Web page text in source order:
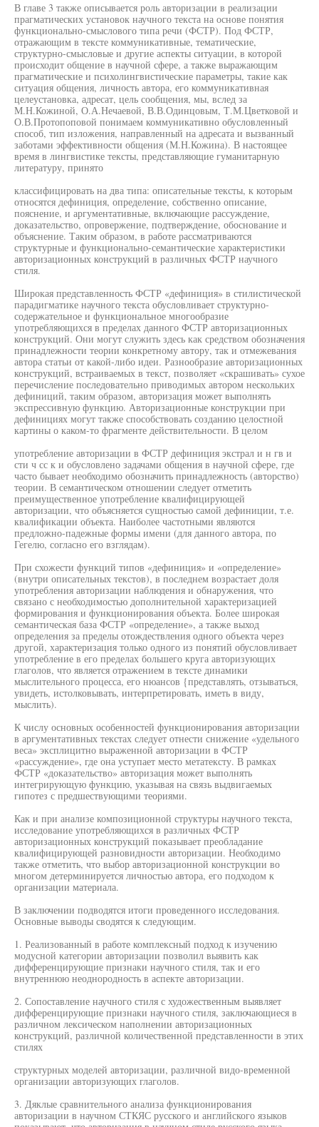
В главе 3 также описывается роль авторизации в реализации
прагматических установок научного текста на основе понятия
функционально-смыслового типа речи (ФСТР). Под ФСТР,
отражающим в тексте коммуникативные, тематические,
структурно-смысловые и другие аспекты ситуации, в которой
происходит общение в научной сфере, а также выражающим
прагматические и психолингвистические параметры, такие как
ситуация общения, личность автора, его коммуникативная
целеустановка, адресат, цель сообщения, мы, вслед за
М.Н.Кожиной, О.А.Нечаевой, В.В.Одинцовым, Т.М.Цветковой и
О.В.Протопоповой понимаем коммуникативно обусловленный
способ, тип изложения, направленный на адресата и вызванный
заботами эффективности общения (М.Н.Кожина). В настоящее
время в лингвистике тексты, представляющие гуманитарную
литературу, принято
классифицировать на два типа: описательные тексты, к которым
относятся дефиниция, определение, собственно описание,
пояснение, и аргументативные, включающие рассуждение,
доказательство, опровержение, подтверждение, обоснование и
объяснение. Таким образом, в работе рассматриваются
структурные и функционально-семантические характеристики
авторизационных конструкций в различных ФСТР научного
стиля.
Широкая представленность ФСТР «дефиниция» в стилистической
парадигматике научного текста обусловливает структурно-
содержательное и функциональное многообразие
употребляющихся в пределах данного ФСТР авторизационных
конструкций. Они могут служить здесь как средством обозначения
принадлежности теории конкретному автору, так и отмежевания
автора статьи от какой-либо идеи. Разнообразие авторизационных
конструкций, встраиваемых в текст, позволяет «скрашивать» сухое
перечисление последовательно приводимых автором нескольких
дефиниций, таким образом, авторизация может выполнять
экспрессивную функцию. Авторизационные конструкции при
дефинициях могут также способствовать созданию целостной
картины о каком-то фрагменте действительности. В целом
употребление авторизации в ФСТР дефиниция экстрал и н гв и
сти ч сс к и обусловлено задачами общения в научной сфере, где
часто бывает необходимо обозначить принадлежность (авторство)
теории. В семантическом отношении следует отметить
преимущественное употребление квалифицирующей
авторизации, что объясняется сущностью самой дефиниции, т.е.
квалификации объекта. Наиболее частотными являются
предложно-падежные формы имени (для данного автора, по
Гегелю, согласно его взглядам).
При схожести функций типов «дефиниция» и «определение»
(внутри описательных текстов), в последнем возрастает доля
употребления авторизации наблюдения и обнаружения, что
связано с необходимостью дополнительной характеризацией
формирования и функционирования объекта. Более широкая
семантическая база ФСТР «определение», а также выход
определения за пределы отождествления одного объекта через
другой, характеризация только одного из понятий обусловливает
употребление в его пределах большего круга авторизующих
глаголов, что является отражением в тексте динамики
мыслительного процесса, его нюансов {представлять, отзываться,
увидеть, истолковывать, интерпретировать, иметь в виду,
мыслить).
К числу основных особенностей функционирования авторизации
в аргументативных текстах следует отнести снижение «удельного
веса» эксплицитно выраженной авторизации в ФСТР
«рассуждение», где она уступает место метатексту. В рамках
ФСТР «доказательство» авторизация может выполнять
интегрирующую функцию, указывая на связь выдвигаемых
гипотез с предшествующими теориями.
Как и при анализе композиционной структуры научного текста,
исследование употребляющихся в различных ФСТР
авторизационных конструкций показывает преобладание
квалифицирующей разновидности авторизации. Необходимо
также отметить, что выбор авторизационной конструкции во
многом детерминируется личностью автора, его подходом к
организации материала.
В заключении подводятся итоги проведенного исследования.
Основные выводы сводятся к следующим.
1. Реализованный в работе комплексный подход к изучению
модусной категории авторизации позволил выявить как
дифференцирующие признаки научного стиля, так и его
внутреннюю неоднородность в аспекте авторизации.
2. Сопоставление научного стиля с художественным выявляет
дифференцирующие признаки научного стиля, заключающиеся в
различном лексическом наполнении авторизационных
конструкций, различной количественной представленности в этих
стилях
структурных моделей авторизации, различной видо-временной
организации авторизующих глаголов.
3. Дяклые сравнительного анализа функционирования
авторизации в научном СТКЯС русского и английского языков